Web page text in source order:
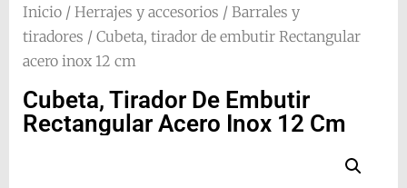
Inicio / Herrajes y accesorios / Barrales y
tiradores / Cubeta, tirador de embutir Rectangular
acero inox 12 cm
Cubeta, Tirador De Embutir
Rectangular Acero Inox 12 Cm